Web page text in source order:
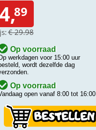
89
€ 29.98
Op voorraad
werkdagen voor 15:00 uur
wordt dezelfde dag
Op voorraad
open vanaf 8:00 tot 16:00